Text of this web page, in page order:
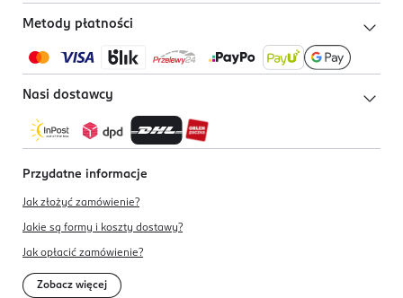
Metody płatności
Nasi dostawcy
Przydatne informacje
Jak złożyć zamówienie?
Jakie są formy i koszty dostawy?
Jak opłacić zamówienie?
Zobacz więcej